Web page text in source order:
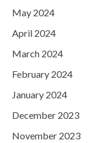
May 2024
April 2024
March 2024
February 2024
January 2024
December 2023
November 2023